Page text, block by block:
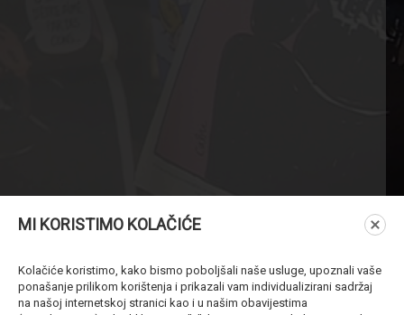
MI KORISTIMO KOLAČIĆE
Kolačiće koristimo, kako bismo poboljšali naše usluge, upoznali vaše
ponašanje prilikom korištenja i prikazali vam individualizirani sadržaj
na našoj internetskoj stranici kao i u našim obavijestima